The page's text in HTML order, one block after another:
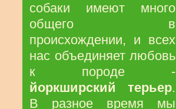
собаки имеют много
общего в
происхождении, и всех
нас объединяет любовь
к породе -
йоркширский терьер.
В разное время мы